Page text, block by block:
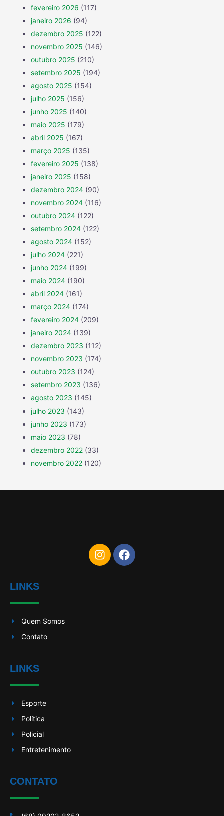
fevereiro 2026 (117)
janeiro 2026 (94)
dezembro 2025 (122)
novembro 2025 (146)
outubro 2025 (210)
setembro 2025 (194)
agosto 2025 (154)
julho 2025 (156)
junho 2025 (140)
maio 2025 (179)
abril 2025 (167)
março 2025 (135)
fevereiro 2025 (138)
janeiro 2025 (158)
dezembro 2024 (90)
novembro 2024 (116)
outubro 2024 (122)
setembro 2024 (122)
agosto 2024 (152)
julho 2024 (221)
junho 2024 (199)
maio 2024 (190)
abril 2024 (161)
março 2024 (174)
fevereiro 2024 (209)
janeiro 2024 (139)
dezembro 2023 (112)
novembro 2023 (174)
outubro 2023 (124)
setembro 2023 (136)
agosto 2023 (145)
julho 2023 (143)
junho 2023 (173)
maio 2023 (78)
dezembro 2022 (33)
novembro 2022 (120)
LINKS
Quem Somos
Contato
LINKS
Esporte
Política
Policial
Entretenimento
CONTATO